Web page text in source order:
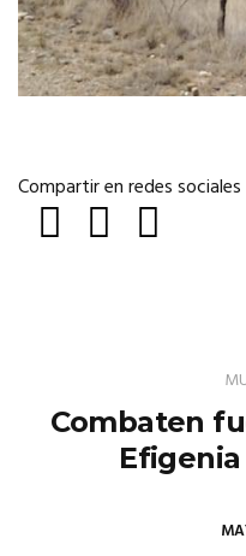
Compartir en redes sociales
Combaten